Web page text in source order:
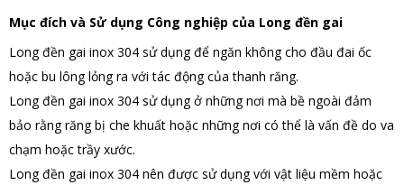
Mục đích và Sử dụng Công nghiệp của Long đền gai
Long đền gai inox 304 sử dụng để ngăn không cho đầu đai ốc
hoặc bu lông lỏng ra với tác động của thanh răng.
Long đền gai inox 304 sử dụng ở những nơi mà bề ngoài đảm
bảo rằng răng bị che khuất hoặc những nơi có thể là vấn đề do va
chạm hoặc trầy xước.
Long đền gai inox 304 nên được sử dụng với vật liệu mềm hoặc